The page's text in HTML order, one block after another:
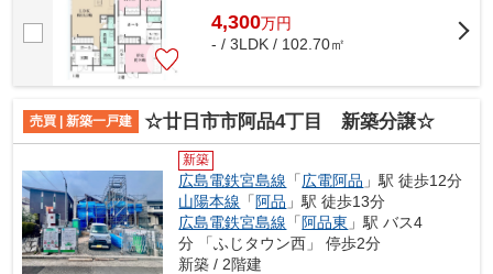
4,300万円
- / 3LDK / 102.70㎡
売買 | 新築一戸建 ☆廿日市市阿品4丁目 新築分譲☆
新築
広島電鉄宮島線 「広電阿品 」駅 徒歩12分
山陽本線 「 阿品 」駅 徒歩13分
広島電鉄宮島線 「 阿品東 」駅 バス4
分 「ふじタウン西」 停歩2分
新築 / 2階建